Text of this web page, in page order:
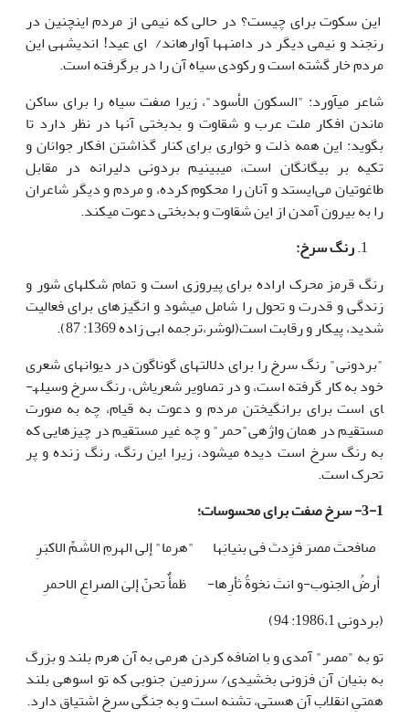
این سکوت برای چیست؟ در حالی که نیمی از مردم اینچنین در
رنجند و نیمی دیگر در دامنه­ها آواره­اند/ ای عید! اندیشه­ی این
مردم خار گشته است و رکودی سیاه آن را در بر­گرفته است.
شاعر می­آورد: "السکون الأسود"، زیرا صفت سیاه را برای ساکن
ماندن افکار ملت عرب و شقاوت و بدبختی آنها در نظر دارد تا
بگوید: این همه ذلت و خواری برای کنار گذاشتن افکار جوانان و
تکیه بر بیگانگان است، می­بینیم بردونی دلیرانه در مقابل
طاغوتیان می‌ایستد و آنان را محکوم کرده، و مردم و دیگر شاعران
را به بیرون آمدن از این شقاوت و بدبختی دعوت می­کند.
رنگ سرخ:
رنگ قرمز محرک اراده برای پیروزی است و تمام شکلهای شور و
زندگی و قدرت و تحول را شامل می­شود و انگیزهای برای فعالیت
شدید، پیکار و رقابت است(لوشر،ترجمه ابی زاده 1369: 87).
"بردونی" رنگ سرخ را برای دلالت­های گوناگون در دیوان­های شعری
خود به کار گرفته است، و در تصاویر شعری­اش، رنگ سرخ وسیله­
ای است برای برانگیختن مردم و دعوت به قیام، چه به صورت
مستقیم در همان واژه­ی"حمر" و چه غیر مستقیم در چیزهایی که
به رنگ سرخ است دیده می­شود، زیرا این رنگ، رنگ زنده و پر
تحرک است.
3-1- سرخ صفت برای محسوسات؛
صافحتَ مصرَ فزِدتَ فی بنیانِها
"هرما" إلی الهرمِ الاشَمِّ الاکبَرِ
أرضُ الجنوب-و انتَ نخوةُ ثأرِها-
ظمأٌ تحنّ إلیٰ الصراعِ الاحمرِ
(بردونی 1986،1: 94)
تو به "مصر" آمدی و با اضافه کردن هرمی به آن هرم بلند و بزرگ
به بنیان آن فزونی بخشیدی/ سرزمین جنوبی که تو اسوه­ی بلند
همتیِ انقلاب آن هستی، تشنه است و به جنگی سرخ اشتیاق دارد.